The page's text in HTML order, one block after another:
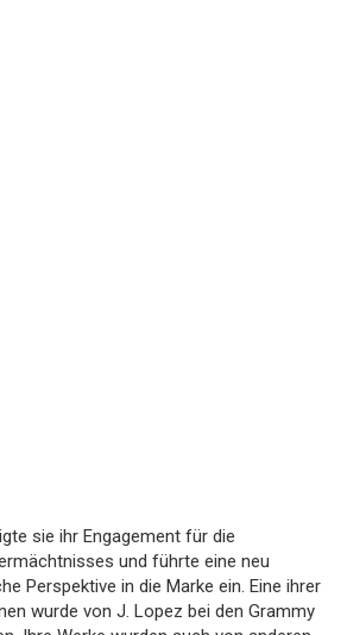
sie ihr Engagement für die
und führte eine neu
Perspektive in die Marke ein. Eine ihrer
wurde von J. Lopez bei den Grammy